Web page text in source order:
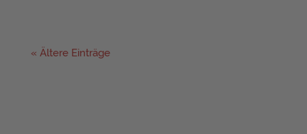
« Ältere Einträge